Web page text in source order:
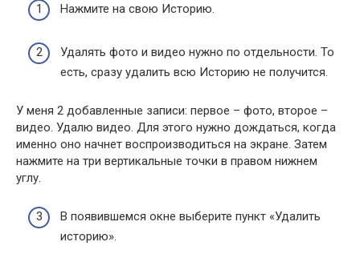
Нажмите на свою Историю.
Удалять фото и видео нужно по отдельности. То
есть, сразу удалить всю Историю не получится.
У меня 2 добавленные записи: первое – фото, второе –
видео. Удалю видео. Для этого нужно дождаться, когда
именно оно начнет воспроизводиться на экране. Затем
нажмите на три вертикальные точки в правом нижнем
углу.
В появившемся окне выберите пункт «Удалить
историю».